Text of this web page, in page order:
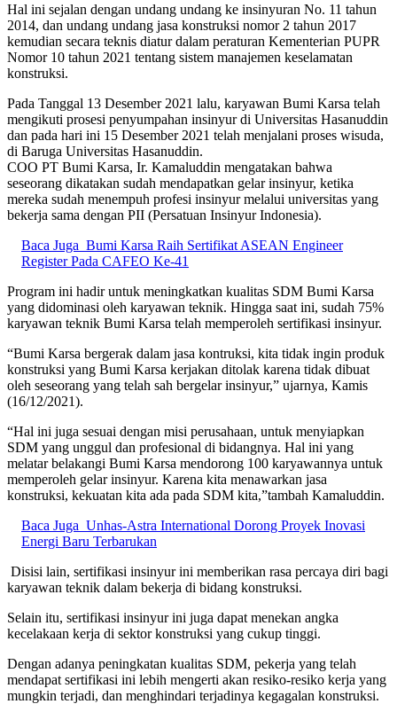
Hal ini sejalan dengan undang undang ke insinyuran No. 11 tahun
2014, dan undang undang jasa konstruksi nomor 2 tahun 2017
kemudian secara teknis diatur dalam peraturan Kementerian PUPR
Nomor 10 tahun 2021 tentang sistem manajemen keselamatan
konstruksi.
Pada Tanggal 13 Desember 2021 lalu, karyawan Bumi Karsa telah
mengikuti prosesi penyumpahan insinyur di Universitas Hasanuddin
dan pada hari ini 15 Desember 2021 telah menjalani proses wisuda,
di Baruga Universitas Hasanuddin.
COO PT Bumi Karsa, Ir. Kamaluddin mengatakan bahwa
seseorang dikatakan sudah mendapatkan gelar insinyur, ketika
mereka sudah menempuh profesi insinyur melalui universitas yang
bekerja sama dengan PII (Persatuan Insinyur Indonesia).
Baca Juga Bumi Karsa Raih Sertifikat ASEAN Engineer
Register Pada CAFEO Ke-41
Program ini hadir untuk meningkatkan kualitas SDM Bumi Karsa
yang didominasi oleh karyawan teknik. Hingga saat ini, sudah 75%
karyawan teknik Bumi Karsa telah memperoleh sertifikasi insinyur.
“Bumi Karsa bergerak dalam jasa kontruksi, kita tidak ingin produk
konstruksi yang Bumi Karsa kerjakan ditolak karena tidak dibuat
oleh seseorang yang telah sah bergelar insinyur,” ujarnya, Kamis
(16/12/2021).
“Hal ini juga sesuai dengan misi perusahaan, untuk menyiapkan
SDM yang unggul dan profesional di bidangnya. Hal ini yang
melatar belakangi Bumi Karsa mendorong 100 karyawannya untuk
memperoleh gelar insinyur. Karena kita menawarkan jasa
konstruksi, kekuatan kita ada pada SDM kita,”tambah Kamaluddin.
Baca Juga Unhas-Astra International Dorong Proyek Inovasi
Energi Baru Terbarukan
Disisi lain, sertifikasi insinyur ini memberikan rasa percaya diri bagi
karyawan teknik dalam bekerja di bidang konstruksi.
Selain itu, sertifikasi insinyur ini juga dapat menekan angka
kecelakaan kerja di sektor konstruksi yang cukup tinggi.
Dengan adanya peningkatan kualitas SDM, pekerja yang telah
mendapat sertifikasi ini lebih mengerti akan resiko-resiko kerja yang
mungkin terjadi, dan menghindari terjadinya kegagalan konstruksi.